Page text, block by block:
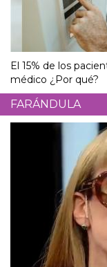
El 15% de los
médico ¿Por qué?
FARÁNDULA